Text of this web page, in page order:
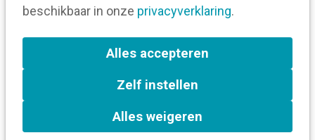
beschikbaar in onze privacyverklaring.
Alles accepteren
Zelf instellen
Alles weigeren
communicatiedienst?
Welke evolutie onderging
de communicatiedienst?